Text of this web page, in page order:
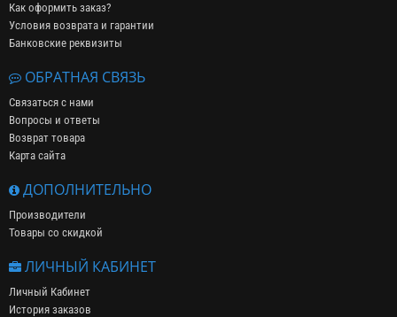
Как оформить заказ?
Условия возврата и гарантии
Банковские реквизиты
ОБРАТНАЯ СВЯЗЬ
Связаться с нами
Вопросы и ответы
Возврат товара
Карта сайта
ДОПОЛНИТЕЛЬНО
Производители
Товары со скидкой
ЛИЧНЫЙ КАБИНЕТ
Личный Кабинет
История заказов